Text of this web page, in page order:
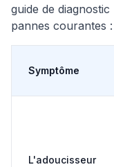
guide de
pannes courantes :
Symptôme
L'adoucisseur